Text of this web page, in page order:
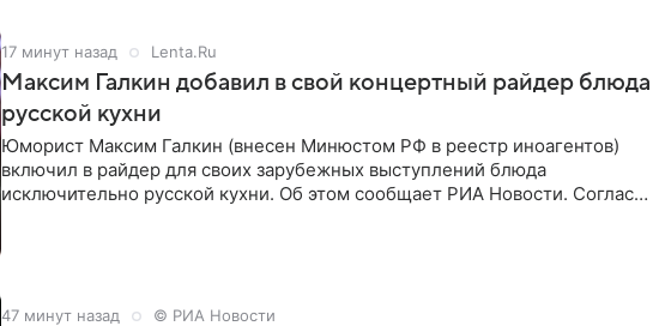
17 минут назад Lenta.Ru
Максим Галкин добавил в свой концертный райдер блюда
русской кухни
Юморист Максим Галкин (внесен Минюстом РФ в реестр иноагентов)
включил в райдер для своих зарубежных выступлений блюда
исключительно русской кухни. Об этом сообщает РИА Новости. Согласно
47 минут назад © РИА Новости